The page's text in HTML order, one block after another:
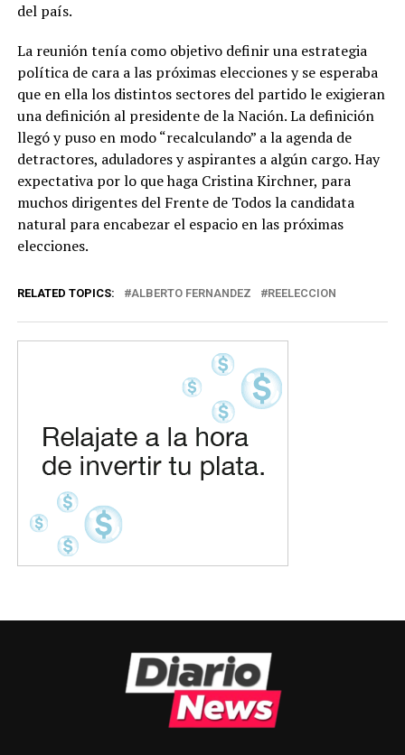
del país.
La reunión tenía como objetivo definir una estrategia
política de cara a las próximas elecciones y se esperaba
que en ella los distintos sectores del partido le exigieran
una definición al presidente de la Nación. La definición
llegó y puso en modo “recalculando” a la agenda de
detractores, aduladores y aspirantes a algún cargo. Hay
expectativa por lo que haga Cristina Kirchner, para
muchos dirigentes del Frente de Todos la candidata
natural para encabezar el espacio en las próximas
elecciones.
RELATED TOPICS: ALBERTO FERNANDEZ REELECCION